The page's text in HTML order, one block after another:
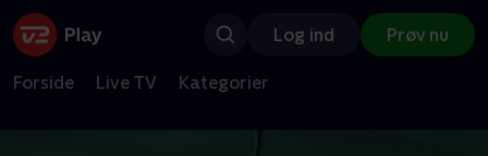
Log ind Prøv nu
Forside Live TV Kategorier